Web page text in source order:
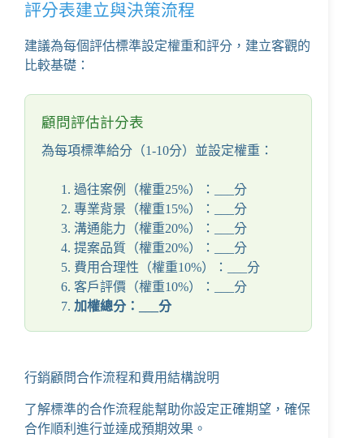
評分表建立與決策流程
建議為每個評估標準設定權重和評分，建立客觀的
比較基礎：
顧問評估計分表
為每項標準給分（1-10分）並設定權重：
過往案例（權重25%）：___分
專業背景（權重15%）：___分
溝通能力（權重20%）：___分
提案品質（權重20%）：___分
費用合理性（權重10%）：___分
客戶評價（權重10%）：___分
加權總分：___分
行銷顧問合作流程和費用結構說明
了解標準的合作流程能幫助你設定正確期望，確保
合作順利進行並達成預期效果。